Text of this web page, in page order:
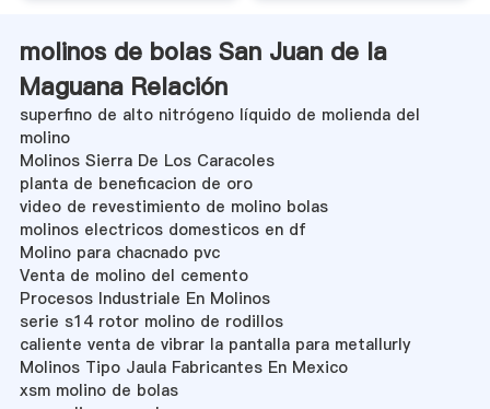
molinos de bolas San Juan de la
Maguana Relación
superfino de alto nitrógeno líquido de molienda del
molino
Molinos Sierra De Los Caracoles
planta de beneficacion de oro
video de revestimiento de molino bolas
molinos electricos domesticos en df
Molino para chacnado pvc
Venta de molino del cemento
Procesos Industriale En Molinos
serie s14 rotor molino de rodillos
caliente venta de vibrar la pantalla para metallurly
Molinos Tipo Jaula Fabricantes En Mexico
xsm molino de bolas